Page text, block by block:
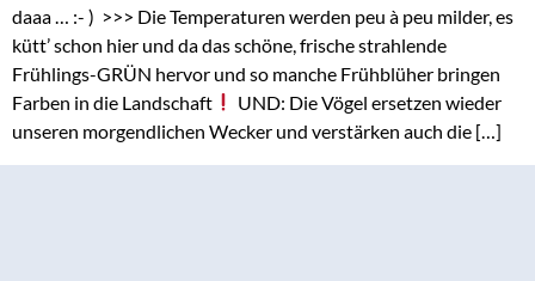
daaa … :- ) >>> Die Temperaturen werden peu à peu milder, es
kütt’ schon hier und da das schöne, frische strahlende
Frühlings-GRÜN hervor und so manche Frühblüher bringen
Farben in die Landschaft
UND: Die Vögel ersetzen wieder
unseren morgendlichen Wecker und verstärken auch die […]